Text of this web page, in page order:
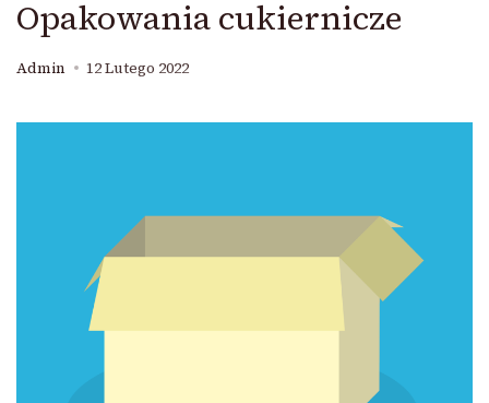
Opakowania cukiernicze
Admin 12 Lutego 2022